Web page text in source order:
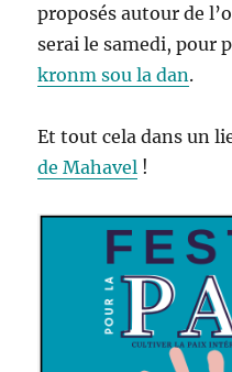
proposés autour de
serai le samedi, pour
kronm sou la dan.
Et tout cela dans un
de Mahavel !